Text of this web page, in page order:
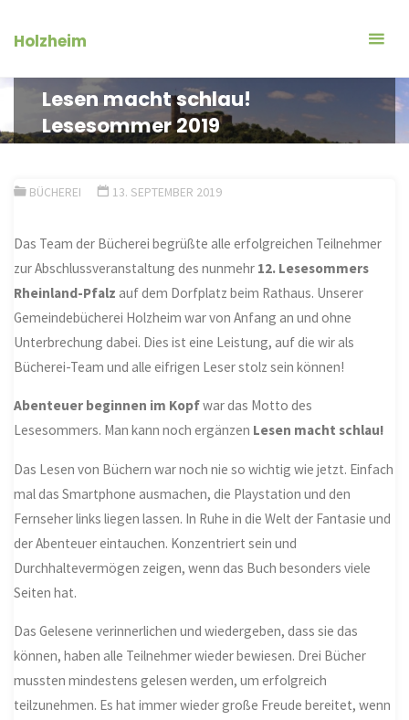
InhaltHolzheim
Lesen macht schlau!
Lesesommer 2019
BÜCHEREI 13. SEPTEMBER 2019
Das Team der Bücherei begrüßte alle erfolgreichen Teilnehmer
zur Abschlussveranstaltung des nunmehr 12. Lesesommers
Rheinland-Pfalz auf dem Dorfplatz beim Rathaus. Unserer
Gemeindebücherei Holzheim war von Anfang an und ohne
Unterbrechung dabei. Dies ist eine Leistung, auf die wir als
Bücherei-Team und alle eifrigen Leser stolz sein können!
Abenteuer beginnen im Kopfwar das Motto des
Lesesommers. Man kann noch ergänzen Lesen macht schlau!
Das Lesen von Büchern war noch nie so wichtig wie jetzt. Einfach
mal das Smartphone ausmachen, die Playstation und den
Fernseher links liegen lassen. In Ruhe in die Welt der Fantasie und
der Abenteuer eintauchen. Konzentriert sein und
Durchhaltevermögen zeigen, wenn das Buch besonders viele
Seiten hat.
Das Gelesene verinnerlichen und wiedergeben, dass sie das
können, haben alle Teilnehmer wieder bewiesen. Drei Bücher
mussten mindestens gelesen werden, um erfolgreich
teilzunehmen. Es hat immer wieder große Freude bereitet, wenn